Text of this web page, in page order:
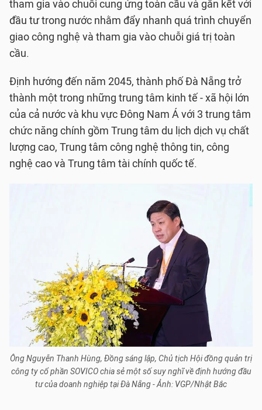
tham gia vào chuỗi cung ứng toàn cầu và gắn kết với
đầu tư trong nước nhằm đẩy nhanh quá trình chuyển
giao công nghệ và tham gia vào chuỗi giá trị toàn
cầu.
Định hướng đến năm 2045, thành phố Đà Nẵng trở
thành một trong những trung tâm kinh tế - xã hội lớn
của cả nước và khu vực Đông Nam Á với 3 trung tâm
chức năng chính gồm Trung tâm du lịch dịch vụ chất
lượng cao, Trung tâm công nghệ thông tin, công
nghệ cao và Trung tâm tài chính quốc tế.
Ông Nguyễn Thanh Hùng, Đồng sáng lập, Chủ tịch Hội đồng quản trị
công ty cổ phần SOVICO chia sẻ một số suy nghĩ về định hướng đầu
tư của doanh nghiệp tại Đà Nẵng - Ảnh: VGP/Nhật Bắc